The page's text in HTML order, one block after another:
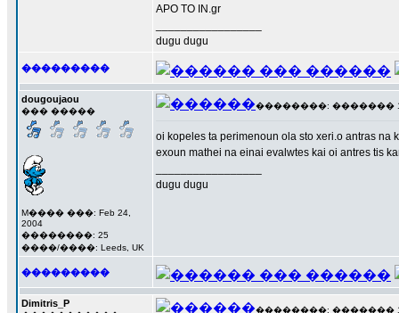
APO TO IN.gr
dugu dugu
���������
dougoujaou
��� �����
M���� ���: Feb 24,
2004
��������: 25
����/����: Leeds, UK
��������: ������� 17
oi kopeles ta perimenoun ola sto xeri.o antras na
exoun mathei na einai evalwtes kai oi antres tis
dugu dugu
���������
Dimitris_P
��������: ������� 17